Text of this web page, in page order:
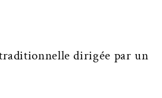
dirigée par un